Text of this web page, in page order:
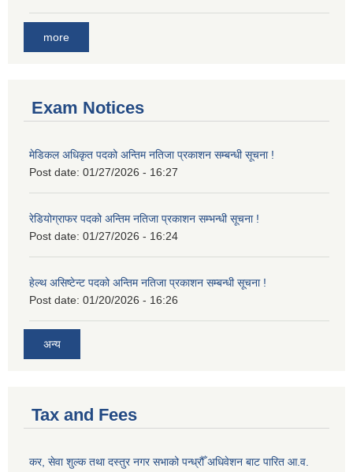
more
Exam Notices
मेडिकल अधिकृत पदको अन्तिम नतिजा प्रकाशन सम्बन्धी सूचना !
Post date: 01/27/2026 - 16:27
रेडियोग्राफर पदको अन्तिम नतिजा प्रकाशन सम्भन्धी सूचना !
Post date: 01/27/2026 - 16:24
हेल्थ असिष्टेन्ट पदको अन्तिम नतिजा प्रकाशन सम्बन्धी सूचना !
Post date: 01/20/2026 - 16:26
अन्य
Tax and Fees
कर, सेवा शुल्क तथा दस्तुर नगर सभाको पन्ध्रौँ अधिवेशन बाट पारित आ.व.